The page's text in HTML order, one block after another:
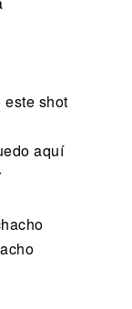
este shot
aquí